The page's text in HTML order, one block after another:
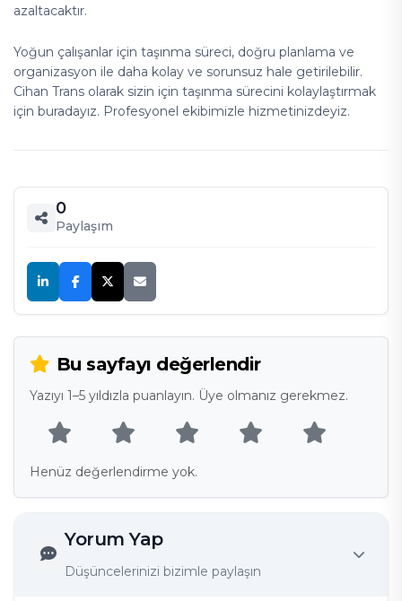
azaltacaktır.
Yoğun çalışanlar için taşınma süreci, doğru planlama ve
organizasyon ile daha kolay ve sorunsuz hale getirilebilir.
Cihan Trans olarak sizin için taşınma sürecini kolaylaştırmak
için buradayız. Profesyonel ekibimizle hizmetinizdeyiz.
0
Paylaşım
Bu sayfayı değerlendir
Yazıyı 1–5 yıldızla puanlayın. Üye olmanız gerekmez.
Henüz değerlendirme yok.
Yorum Yap
Düşüncelerinizi bizimle paylaşın